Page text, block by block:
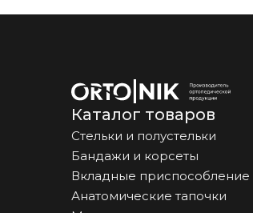
Каталог товаров
Стельки и полустельки
Бандажи и корсеты
Вкладные приспособление
Анатомические тапочки